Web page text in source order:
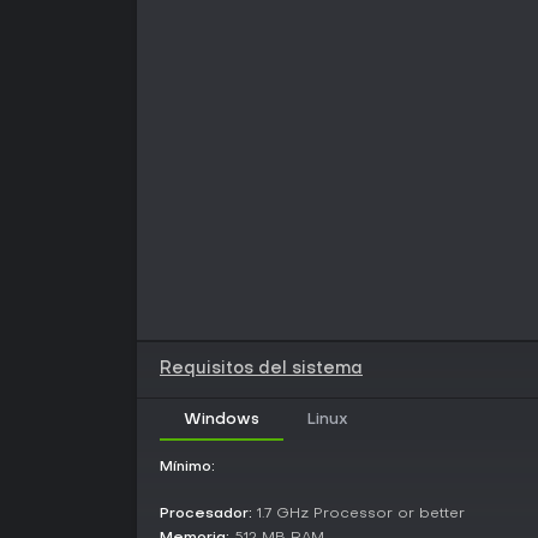
Requisitos del sistema
Windows Linux
Mínimo:
Procesador: 1.7 GHz Processor or better